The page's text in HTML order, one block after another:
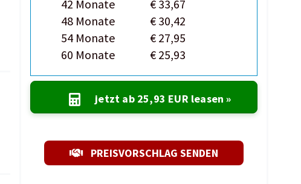
42 Monate
€ 33,67
48 Monate
€ 30,42
54 Monate
€ 27,95
60 Monate
€ 25,93
jetzt ab 25,93 EUR leasen »
PREISVORSCHLAG SENDEN